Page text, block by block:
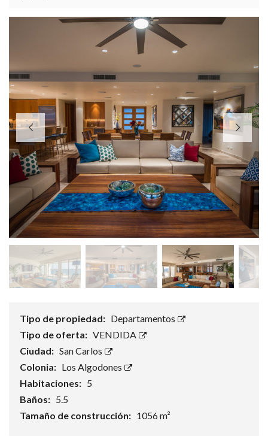
Tipo de propiedad: Departamentos
Tipo de oferta: VENDIDA
Ciudad: San Carlos
Colonia: Los Algodones
Habitaciones: 5
Baños: 5.5
Tamaño de construcción: 1056 m²